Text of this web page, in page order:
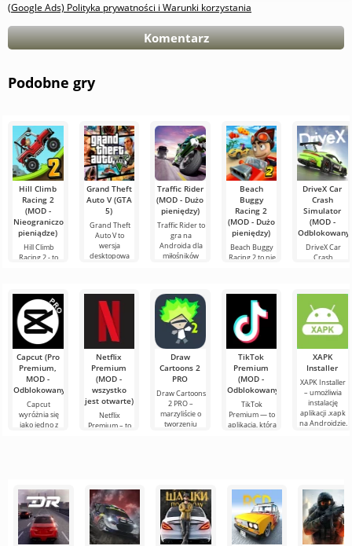
(Google Ads) Polityka prywatności i Warunki korzystania
Komentarz
Podobne gry
Hill Climb
Racing 2
(MOD -
Nieograniczone
pieniądze)
Hill Climb
Racing 2 - to
części na
Androida od
tego samego
Grand Theft
Auto V (GTA
5)
Grand Theft
Auto V to
wersja
desktopowa
Android. Ma
własną
Traffic Rider
(MOD - Dużo
pieniędzy)
Traffic Rider to
gra na
Androida dla
miłośników
prowadzić
Beach
Buggy
Racing 2
(MOD - Dużo
pieniędzy)
Beach Buggy
Racing 2 to nie
przełom
wyścigowy
stworzony dla
DriveX Car
Crash
Simulator
(MOD -
Odblokowany)
DriveX Car
Crash
opracowana
przez Honan
Studio. Oferuje
Capcut (Pro
Premium,
MOD -
Odblokowany)
Capcut
wyróżnia się
jako jedno z
Netflix
Premium
(MOD -
wszystko
jest otwarte)
Netflix
Premium – to
Draw
Cartoons 2
PRO
Draw Cartoons
2 PRO –
marzyliście o
tworzeniu
TikTok
Premium
(MOD -
Odblokowany)
TikTok
Premium — to
aplikacja, która
XAPK
Installer
XAPK Installer
– umożliwia
instalację
aplikacji .xapk
na Androidzie.